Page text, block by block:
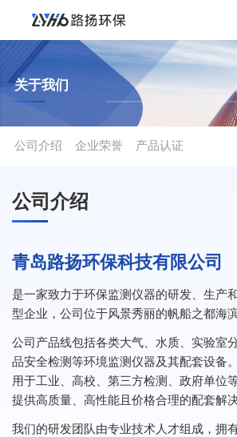
关于我们
公司介绍 企业荣誉 产品认证
青岛路扬环保科技有限公司
是一家致力于环保监测仪器的研发、生产
型企业，公司位于风景秀丽的帆船之都海
公司产品线包括各类大气、水质、实验室
品安全检测等环境监测仪器及其配套设备
用于工业、高校、第三方检测、政府单位
提供高质量、高性能且价格合理的配套解决
我们的研发团队由专业技术人才组成，拥